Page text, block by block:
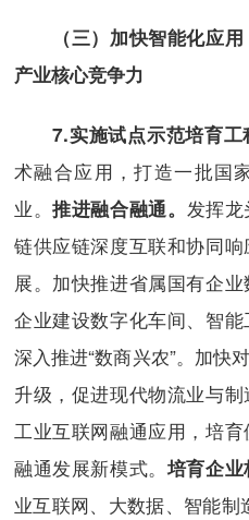
（三）加快智能化应
产业核心竞争力
7.实施试点示范培育工
术融合应用，打造一批国
业。推进融合融通。 发挥
链供应链深度互联和协同
展。加快推进省属国有企
企业建设数字化车间、智
深入推进“数商兴农”。加快
升级，促进现代物流业与
工业互联网融通应用，培
融通发展新模式。 培育企
业互联网、大数据、智能制